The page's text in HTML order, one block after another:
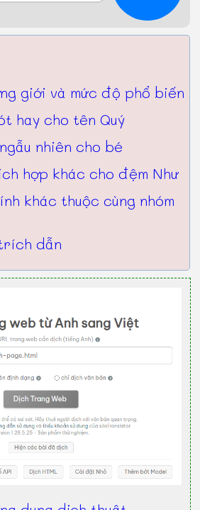
giới và mức độ phổ biến
hay cho tên Quý
nhiên cho bé
hợp khác cho đệm Như
khác thuộc cùng nhóm
dẫn